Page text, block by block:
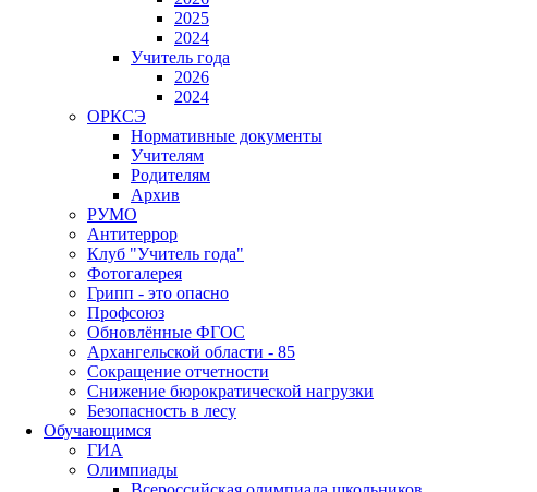
2025
2024
Учитель года
2026
2024
ОРКСЭ
Нормативные документы
Учителям
Родителям
Архив
РУМО
Антитеррор
Клуб "Учитель года"
Фотогалерея
Грипп - это опасно
Профсоюз
Обновлённые ФГОС
Архангельской области - 85
Сокращение отчетности
Снижение бюрократической нагрузки
Безопасность в лесу
Обучающимся
ГИА
Олимпиады